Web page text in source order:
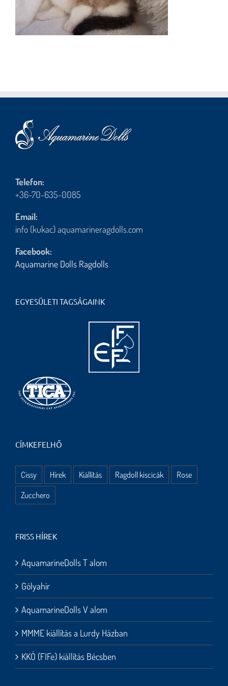
Telefon:
+36-70-635-0085
Email:
info (kukac) aquamarineragdolls.com
Facebook:
Aquamarine Dolls Ragdolls
EGYESÜLETI TAGSÁGAINK
CÍMKEFELHŐ
Cissy Hírek Kiállítás Ragdoll kiscicák
Rose
Zucchero
FRISS HÍREK
AquamarineDolls T alom
Gólyahír
AquamarineDolls V alom
MMME kiállítás a Lurdy Házban
KKÖ (FIFe) kiállítás Bécsben